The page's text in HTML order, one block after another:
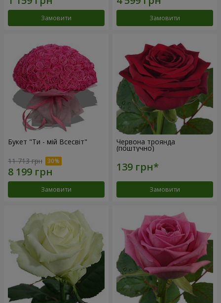
Замовити Замовити
Букет "Ти - мій Всесвіт"
11 713 грн
Замовити
Червона троянда
(поштучно)
Замовити